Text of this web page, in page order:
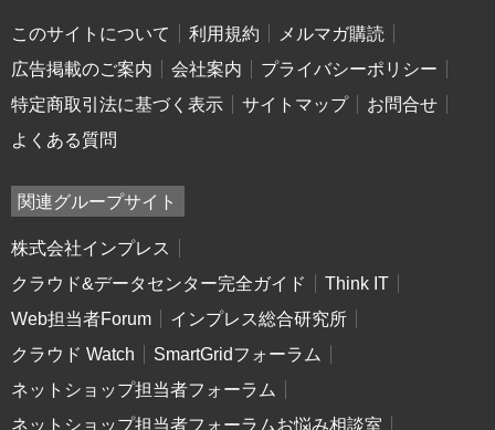
このサイトについて 利用規約
メルマガ購読
広告掲載のご案内
会社案内
プライバシーポリシー
特定商取引法に基づく表示
サイトマップ
お問合せ
よくある質問
関連グループサイト
株式会社インプレス
クラウド&データセンター完全ガイド
Think IT
Web担当者Forum
インプレス総合研究所
クラウド Watch
SmartGridフォーラム
ネットショップ担当者フォーラム
ネットショップ担当者フォーラムお悩み相談室